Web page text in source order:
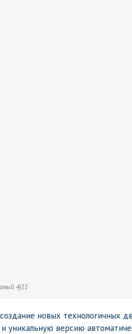
4j11
новых технологичных
уникальную версию